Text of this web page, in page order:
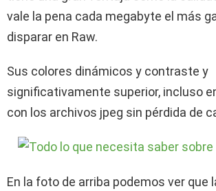
vale la pena cada megabyte el más
disparar en Raw.
Sus colores dinámicos y contraste y
significativamente superior, incluso
con los archivos jpeg sin pérdida de
En la foto de arriba podemos ver que